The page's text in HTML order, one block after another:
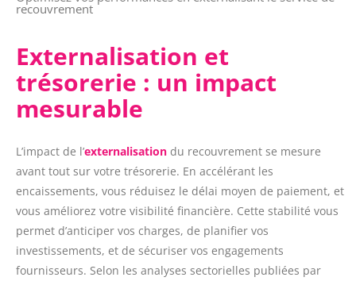
recouvrement
Externalisation et
trésorerie : un impact
mesurable
L’impact de l’externalisation du recouvrement se mesure
avant tout sur votre trésorerie. En accélérant les
encaissements, vous réduisez le délai moyen de paiement, et
vous améliorez votre visibilité financière. Cette stabilité vous
permet d’anticiper vos charges, de planifier vos
investissements, et de sécuriser vos engagements
fournisseurs. Selon les analyses sectorielles publiées par